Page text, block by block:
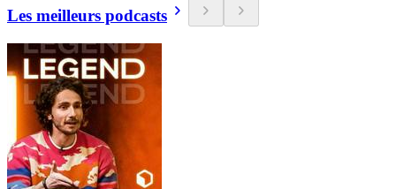
Les meilleurs podcasts